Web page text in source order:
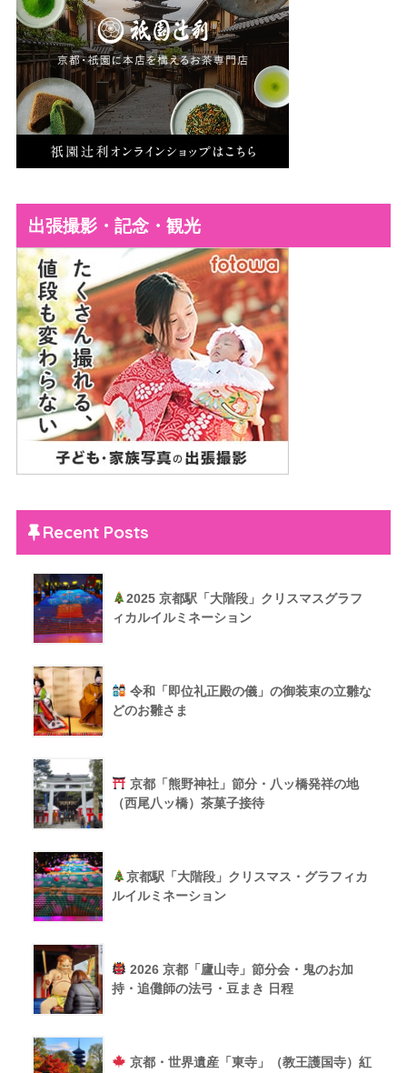
出張撮影・記念・観光
Recent Posts
2025 京都駅「大階段」クリスマスグラフ
ィカルイルミネーション
令和「即位礼正殿の儀」の御装束の立雛な
どのお雛さま
京都「熊野神社」節分・八ッ橋発祥の地
（西尾八ッ橋）茶菓子接待
京都駅「大階段」クリスマス・グラフィカ
ルイルミネーション
2026 京都「廬山寺」節分会・鬼のお加
持・追儺師の法弓・豆まき 日程
京都・世界遺産「東寺」（教王護国寺）紅